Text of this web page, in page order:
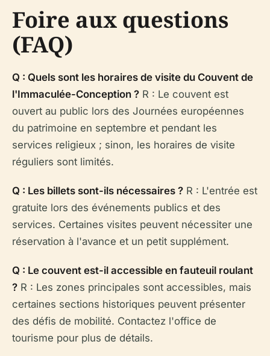
Foire aux questions
(FAQ)
Q : Quels sont les horaires de visite du Couvent de
l'Immaculée-Conception ? R : Le couvent est
ouvert au public lors des Journées européennes
du patrimoine en septembre et pendant les
services religieux ; sinon, les horaires de visite
réguliers sont limités.
Q : Les billets sont-ils nécessaires ? R : L'entrée est
gratuite lors des événements publics et des
services. Certaines visites peuvent nécessiter une
réservation à l'avance et un petit supplément.
Q : Le couvent est-il accessible en fauteuil roulant
? R : Les zones principales sont accessibles, mais
certaines sections historiques peuvent présenter
des défis de mobilité. Contactez l'office de
tourisme pour plus de détails.